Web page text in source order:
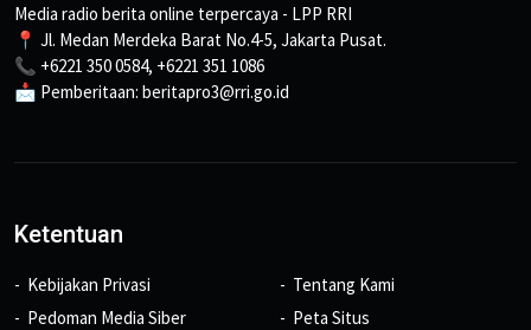
Media radio berita online terpercaya - LPP RRI
📍 Jl. Medan Merdeka Barat No.4-5, Jakarta Pusat.
📞 +6221 350 0584, +6221 351 1086
📩 Pemberitaan: beritapro3@rri.go.id
Ketentuan
Kebijakan Privasi
Pedoman Media Siber
Tentang Kami
Peta Situs